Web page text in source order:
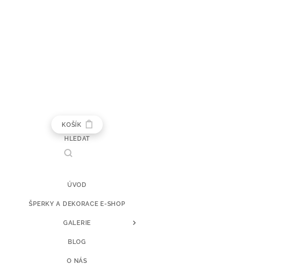
KOŠÍK
HLEDAT
ÚVOD
ŠPERKY A DEKORACE E-SHOP
GALERIE
BLOG
O NÁS